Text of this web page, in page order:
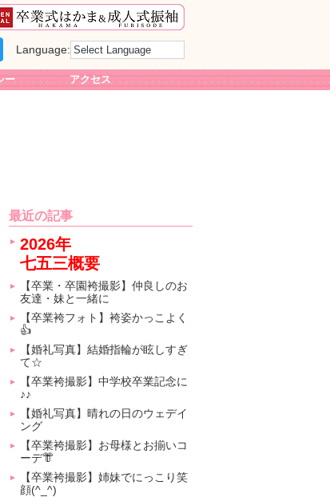
Language:
ー アクセス
最近の記事
2026年
七五三概要
【卒業・卒園袴撮影】仲良しのお
友達・妹と一緒に
【卒業袴フォト】袴姿かっこよく
👍
【婚礼写真】結婚指輪が眩しすぎ
て☆
【卒業袴撮影】中学校卒業記念に
♪♪
【婚礼写真】晴れの日のウェデイ
ング
【卒業袴撮影】お母様とお揃いコ
ーデ👘
【卒業袴撮影】姉妹でにっこり笑
顔(^_^)